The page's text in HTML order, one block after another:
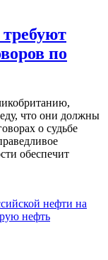
по
что они должны
о судьбе
обеспечит